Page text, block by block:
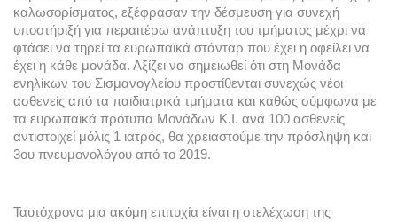
καλωσορίσματος, εξέφρασαν την δέσμευση για συνεχή
υποστήριξή για περαιτέρω ανάπτυξη του τμήματος μέχρι να
φτάσει να τηρεί τα ευρωπαϊκά στάνταρ που έχει η οφείλει να
έχει η κάθε μονάδα. Αξίζει να σημειωθεί ότι στη Μονάδα
ενηλίκων του Σισμανογλείου προστίθενται συνεχώς νέοι
ασθενείς από τα παιδιατρικά τμήματα και καθώς σύμφωνα με
τα ευρωπαϊκά πρότυπα Μονάδων Κ.Ι. ανά 100 ασθενείς
αντιστοιχεί μόλις 1 ιατρός, θα χρειαστούμε την πρόσληψη και
3ου πνευμονολόγου από το 2019.
Ταυτόχρονα μια ακόμη επιτυχία είναι η στελέχωση της